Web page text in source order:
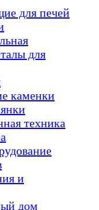
для печей
для
каменки
техника
и
дом